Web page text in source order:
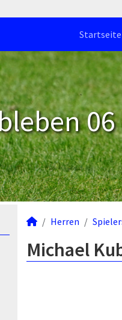
Startseite
06
Herren
Michael